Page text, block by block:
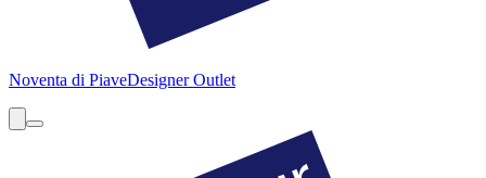
Noventa di PiaveDesigner Outlet